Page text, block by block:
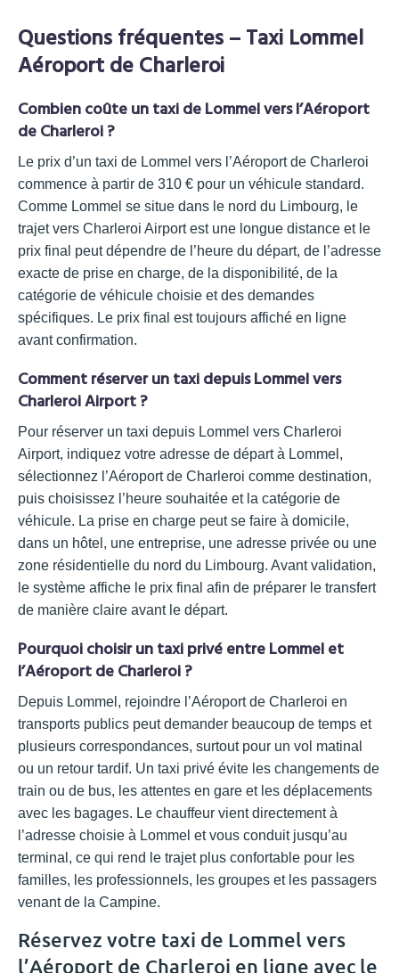
Questions fréquentes – Taxi Lommel
Aéroport de Charleroi
Combien coûte un taxi de Lommel vers l’Aéroport
de Charleroi ?
Le prix d’un taxi de Lommel vers l’Aéroport de Charleroi
commence à partir de 310 € pour un véhicule standard.
Comme Lommel se situe dans le nord du Limbourg, le
trajet vers Charleroi Airport est une longue distance et le
prix final peut dépendre de l’heure du départ, de l’adresse
exacte de prise en charge, de la disponibilité, de la
catégorie de véhicule choisie et des demandes
spécifiques. Le prix final est toujours affiché en ligne
avant confirmation.
Comment réserver un taxi depuis Lommel vers
Charleroi Airport ?
Pour réserver un taxi depuis Lommel vers Charleroi
Airport, indiquez votre adresse de départ à Lommel,
sélectionnez l’Aéroport de Charleroi comme destination,
puis choisissez l’heure souhaitée et la catégorie de
véhicule. La prise en charge peut se faire à domicile,
dans un hôtel, une entreprise, une adresse privée ou une
zone résidentielle du nord du Limbourg. Avant validation,
le système affiche le prix final afin de préparer le transfert
de manière claire avant le départ.
Pourquoi choisir un taxi privé entre Lommel et
l’Aéroport de Charleroi ?
Depuis Lommel, rejoindre l’Aéroport de Charleroi en
transports publics peut demander beaucoup de temps et
plusieurs correspondances, surtout pour un vol matinal
ou un retour tardif. Un taxi privé évite les changements de
train ou de bus, les attentes en gare et les déplacements
avec les bagages. Le chauffeur vient directement à
l’adresse choisie à Lommel et vous conduit jusqu’au
terminal, ce qui rend le trajet plus confortable pour les
familles, les professionnels, les groupes et les passagers
venant de la Campine.
Réservez votre taxi de Lommel vers
l’Aéroport de Charleroi en ligne avec le